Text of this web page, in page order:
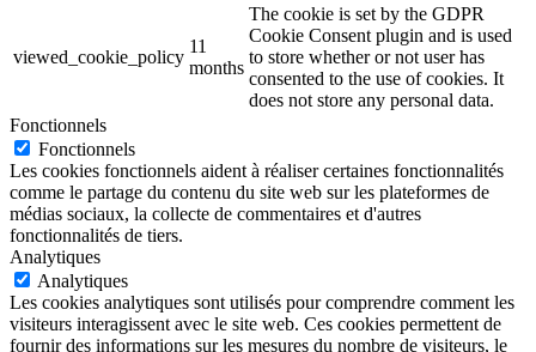
viewed_cookie_policy
11
months
The cookie is set by the GDPR
Cookie Consent plugin and is used
to store whether or not user has
consented to the use of cookies. It
does not store any personal data.
Fonctionnels
Fonctionnels
Les cookies fonctionnels aident à réaliser certaines fonctionnalités
comme le partage du contenu du site web sur les plateformes de
médias sociaux, la collecte de commentaires et d'autres
fonctionnalités de tiers.
Analytiques
Analytiques
Les cookies analytiques sont utilisés pour comprendre comment les
visiteurs interagissent avec le site web. Ces cookies permettent de
fournir des informations sur les mesures du nombre de visiteurs, le